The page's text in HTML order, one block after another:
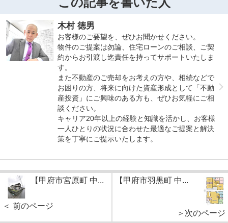
木村 徳男
お客様のご要望を、ぜひお聞かせください。
物件のご提案は勿論、住宅ローンのご相談、ご契
約からお引渡し迄責任を持ってサポートいたしま
す。
また不動産のご売却をお考えの方や、相続などで
お困りの方、将来に向けた資産形成として「不動
産投資」にご興味のある方も、ぜひお気軽にご相
談ください。
キャリア20年以上の経験と知識を活かし、お客様
一人ひとりの状況に合わせた最適なご提案と解決
策を丁寧にご提示いたします。
【甲府市宮原町 中...
＜ 前のページ
【甲府市羽黒町 中...
＞次のページ